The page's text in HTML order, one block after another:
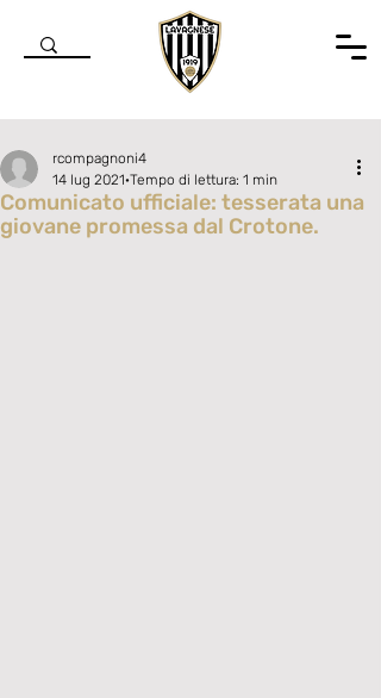
Comunicato ufficiale: tesserata una
giovane promessa dal Crotone.
rcompagnoni4
14 lug 2021 Tempo di lettura: 1 min